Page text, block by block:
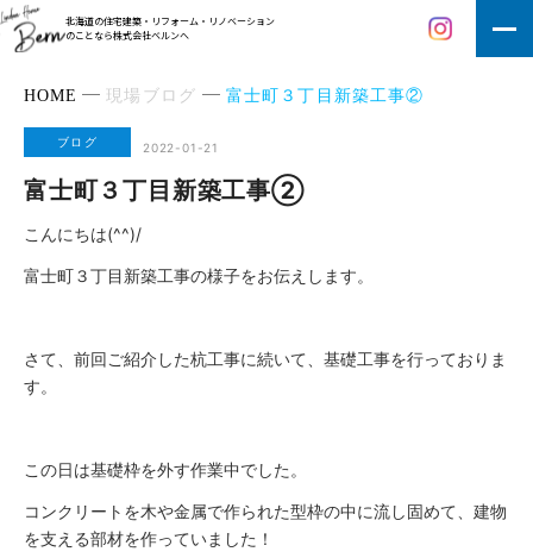
北海道の住宅建築・リフォーム・リノベーション
のことなら株式会社ベルンへ
HOME 現場ブログ 富士町３丁目新築工事②
ブログ 2022-01-21
富士町３丁目新築工事②
こんにちは(^^)/
富士町３丁目新築工事の様子をお伝えします。
さて、前回ご紹介した杭工事に続いて、基礎工事を行っておりま
す。
この日は基礎枠を外す作業中でした。
コンクリートを木や金属で作られた型枠の中に流し固めて、建物
を支える部材を作っていました！